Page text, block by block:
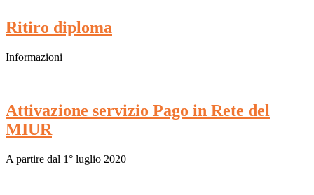
Ritiro diploma
Informazioni
Attivazione servizio Pago in Rete del
MIUR
A partire dal 1° luglio 2020